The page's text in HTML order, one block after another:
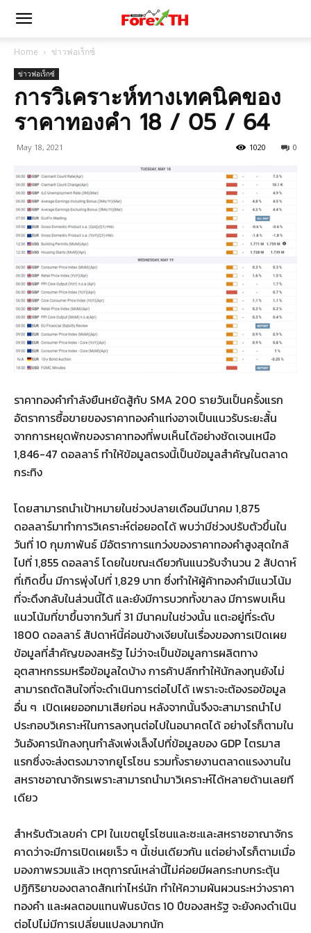
Home ข่าวฟอเร็กซ์
ข่าวฟอเร็กซ์
การวิเคราะห์ทางเทคนิคของ
ราคาทองคำ 18 / 05 / 64
May 18, 2021 0
1020
ราคาทองคำกำลังยืนหยัดสู้กับ SMA 200 รายวันเป็นครั้งแรก
อัตราการซื้อขายของราคาทองคำแท่งอาจเป็นแนวรับระยะสั้น
จากการหยุดพักของราคาทองที่พบเห็นได้อย่างชัดเจนเหนือ
1,846-47 ดอลลาร์ ทำให้ข้อมูลตรงนี้เป็นข้อมูลสำคัญในตลาด
กระทิง
โดยสามารถนำเป้าหมายในช่วงปลายเดือนมีนาคม 1,875
ดอลลาร์มาทำการวิเคราะห์ต่อยอดได้ พบว่ามีช่วงปรับตัวขึ้นใน
วันที่ 10 กุมภาพันธ์ มีอัตราการแกว่งของราคาทองคำสูงสุดใกล้
ไปที่ 1,855 ดอลลาร์ โดยในขณะเดียวกันแนวรับจำนวน 2 สัปดาห์
ที่เกิดขึ้น มีการพุ่งไปที่ 1,829 บาท ซึ่งทำให้ผู้ค้าทองคำมีแนวโน้ม
ที่จะดึงกลับในส่วนนี้ได้ และยังมีการบวกทั้งขาลง มีการพบเห็น
แนวโน้มที่ขาขึ้นจากวันที่ 31 มีนาคมในช่วงนั้น แตะอยู่ที่ระดับ
1800 ดอลลาร์ สัปดาห์นี้ค่อนข้างเงียบในเรื่องของการเปิดเผย
ข้อมูลที่สำคัญของสหรัฐ ไม่ว่าจะเป็นข้อมูลการผลิตทาง
อุตสาหกรรมหรือข้อมูลใดบ้าง การค้าปลีกทำให้นักลงทุนยังไม่
สามารถตัดสินใจที่จะดำเนินการต่อไปได้ เพราะจะต้องรอข้อมูล
อื่น ๆ เปิดเผยออกมาเสียก่อน หลังจากนั้นจึงจะสามารถนำไป
ประกอบวิเคราะห์ในการลงทุนต่อไปในอนาคตได้ อย่างไรก็ตามใน
วันอังคารนักลงทุนกำลังเพ่งเล็งไปที่ข้อมูลของ GDP ไตรมาส
แรกซึ่งจะส่งตรงมาจากยูโรโซน รวมทั้งรายงานตลาดแรงงานใน
สหราชอาณาจักรเพราะสามารถนำมาวิเคราะห์ได้หลายด้านเลยที
เดียว
สำหรับตัวเลขค่า CPI ในเขตยูโรโซนและซะและสหราชอาณาจักร
คาดว่าจะมีการเปิดเผยเร็ว ๆ นี้เช่นเดียวกัน แต่อย่างไรก็ตามเมื่อ
มองภาพรวมแล้ว เหตุการณ์เหล่านี้ไม่ค่อยมีผลกระทบกระตุ้น
ปฏิกิริยาของตลาดสักเท่าไหร่นัก ทำให้ความผันผวนระหว่างราคา
ทองคำ และผลตอบแทนพันธบัตร 10 ปีของสหรัฐ จะยังคงดำเนิน
ต่อไปไม่มีการเปลี่ยนแปลงมากนัก